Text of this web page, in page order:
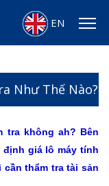
EN
Như Thế Nào?
không ah? Bên
giá lô máy tính
thẩm tra tài sản